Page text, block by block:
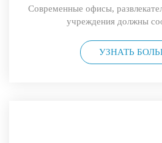
Современные офисы,
учреждения должны
УЗНАТЬ